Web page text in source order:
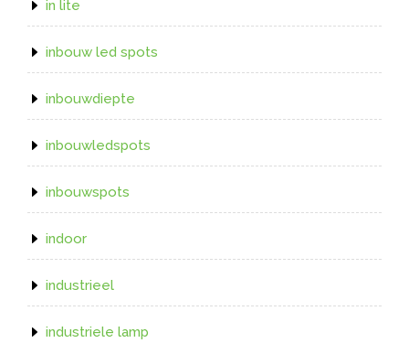
in lite
inbouw led spots
inbouwdiepte
inbouwledspots
inbouwspots
indoor
industrieel
industriele lamp